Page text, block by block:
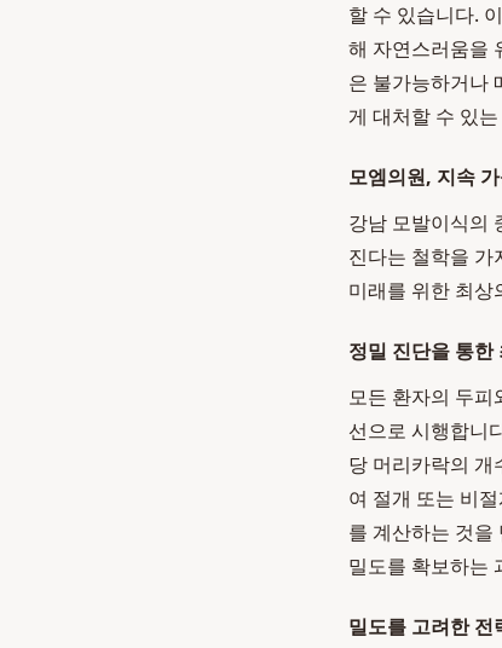
할 수 있습니다.
해 자연스러움을
은 불가능하거나
게 대처할 수 있
모엠의원, 지속
강남 모발이식의
진다는 철학을 가
미래를 위한 최상
정밀 진단을 통한
모든 환자의 두피
선으로 시행합니
당 머리카락의 개
여 절개 또는 비
를 계산하는 것을
밀도를 확보하는
밀도를 고려한 전